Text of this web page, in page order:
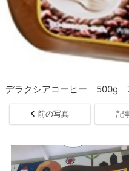
デラクシアコーヒー 500g
前の写真 記